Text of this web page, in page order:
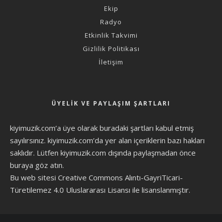
Ekip
Radyo
Etkinlik Takvimi
Gizlilik Politikası
İletişim
ÜYELIK VE PAYLAŞIM ŞARTLARI
kiyimuzik.com’a üye olarak buradaki şartları kabul etmiş
sayılırsınız. kiyimuzik.com’da yer alan içeriklerin bazı hakları
saklıdır. Lütfen kiyimuzik.com dışında paylaşmadan önce
buraya göz atın.
Bu web sitesi Creative Commons Alıntı-GayriTicari-
Türetilemez 4.0 Uluslararası Lisansı ile lisanslanmıştır.